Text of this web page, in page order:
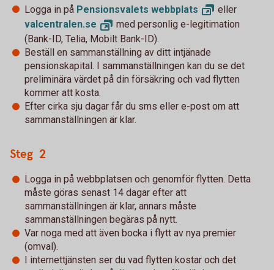
Logga in på Pensionsvalets webbplats
eller
valcentralen.se
med personlig e-legitimation
(Bank-ID, Telia, Mobilt Bank-ID).
Beställ en sammanställning av ditt intjänade
pensionskapital. I sammanställningen kan du se det
preliminära värdet på din försäkring och vad flytten
kommer att kosta.
Efter cirka sju dagar får du sms eller e-post om att
sammanställningen är klar.
Steg 2
Logga in på webbplatsen och genomför flytten. Detta
måste göras senast 14 dagar efter att
sammanställningen är klar, annars måste
sammanställningen begäras på nytt.
Var noga med att även bocka i flytt av nya premier
(omval).
I internettjänsten ser du vad flytten kostar och det